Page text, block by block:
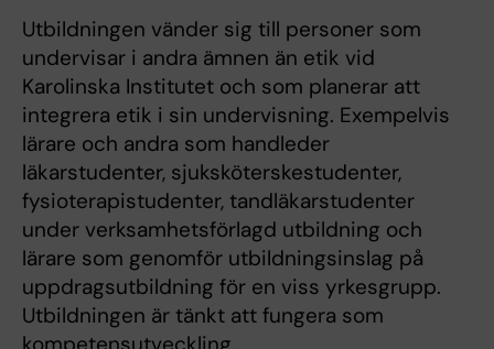
Utbildningen vänder sig till personer som
undervisar i andra ämnen än etik vid
Karolinska Institutet och som planerar att
integrera etik i sin undervisning. Exempelvis
lärare och andra som handleder
läkarstudenter, sjuksköterskestudenter,
fysioterapistudenter, tandläkarstudenter
under verksamhetsförlagd utbildning och
lärare som genomför utbildningsinslag på
uppdragsutbildning för en viss yrkesgrupp.
Utbildningen är tänkt att fungera som